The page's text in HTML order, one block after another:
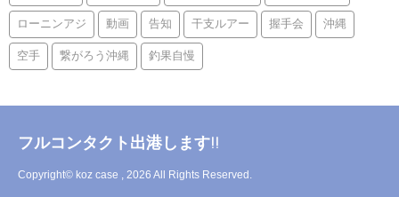
ローニンアジ 動画 告知 干支ルアー 握手会 沖縄
空手 繋がろう沖縄 釣果自慢
フルコンタクト出港します!!
Copyright© koz case , 2026 All Rights Reserved.